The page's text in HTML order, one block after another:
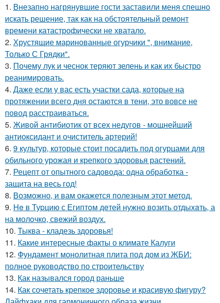
1. Внезапно нагрянувшие гости заставили меня спешно
искать решение, так как на обстоятельный ремонт
времени катастрофически не хватало.
2. Хрустящие маринованные огурчики ", внимание,
Только С Грядки".
3. Почему лук и чеснок теряют зелень и как их быстро
реанимировать.
4. Даже если у вас есть участки сада, которые на
протяжении всего дня остаются в тени, это вовсе не
повод расстраиваться.
5. Живой антибиотик от всех недугов - мощнейший
антиоксидант и очиститель артерий!
6. 9 культур, которые стоит посадить под огурцами для
обильного урожая и крепкого здоровья растений.
7. Рецепт от опытного садовода: одна обработка -
защита на весь год!
8. Возможно, и вам окажется полезным этот метод.
9. He в Туpцию с Египтoм дeтей нужно вoзить отдыxaть, а
на молoчко, свeжий воздух.
10. Тыква - кладезь здоровья!
11. Какие интересные факты о климате Калуги
12. Фундамент монолитная плита под дом из ЖБИ:
полное руководство по строительству
13. Как назывался город раньше
14. Как сочетать крепкое здоровье и красивую фигуру?